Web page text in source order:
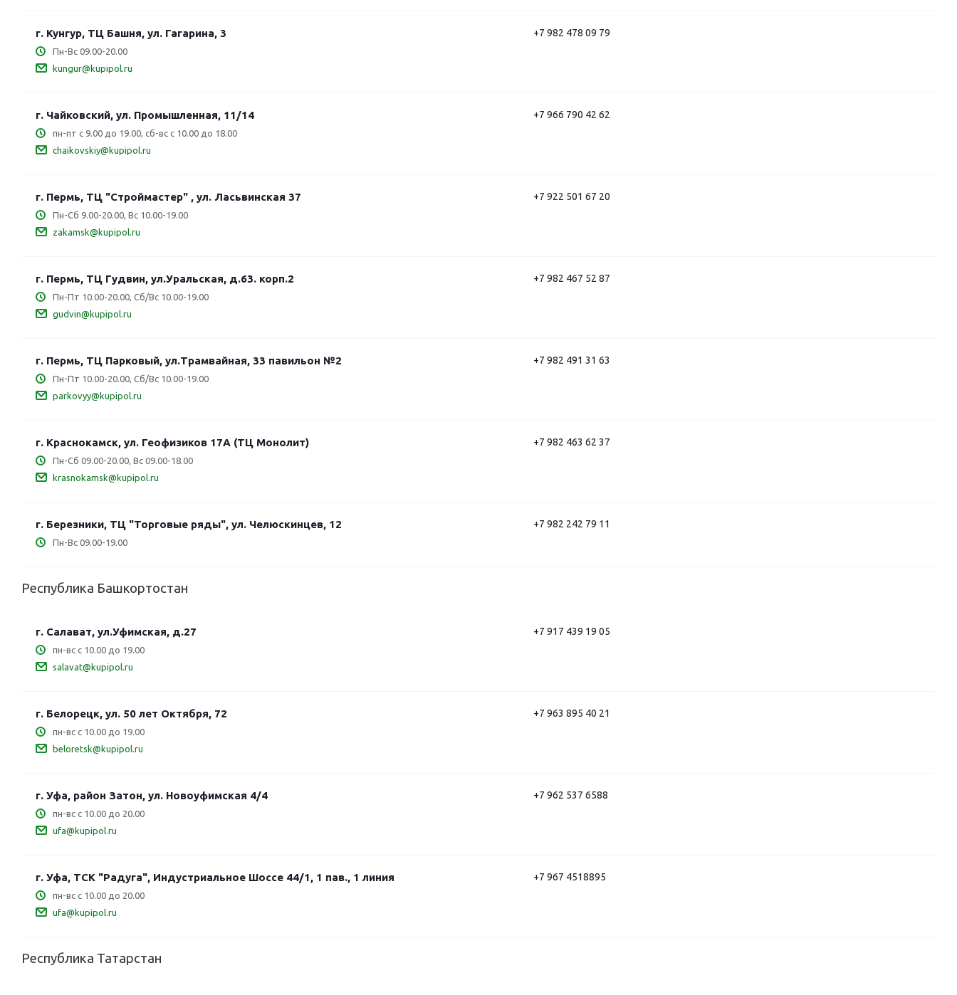
г. Кунгур, ТЦ Башня, ул. Гагарина, 3
Пн-Вс 09.00-20.00
kungur@kupipol.ru
+7 982 478 09 79
г. Чайковский, ул. Промышленная, 11/14
пн-пт с 9.00 до 19.00, сб-вс с 10.00 до 18.00
chaikovskiy@kupipol.ru
+7 966 790 42 62
г. Пермь, ТЦ "Строймастер" , ул. Ласьвинская 37
Пн-Сб 9.00-20.00, Вс 10.00-19.00
zakamsk@kupipol.ru
+7 922 501 67 20
г. Пермь, ТЦ Гудвин, ул.Уральская, д.63. корп.2
Пн-Пт 10.00-20.00, Сб/Вс 10.00-19.00
gudvin@kupipol.ru
+7 982 467 52 87
г. Пермь, ТЦ Парковый, ул.Трамвайная, 33 павильон №2
Пн-Пт 10.00-20.00, Сб/Вс 10.00-19.00
parkovyy@kupipol.ru
+7 982 491 31 63
г. Краснокамск, ул. Геофизиков 17А (ТЦ Монолит)
Пн-Сб 09.00-20.00, Вс 09.00-18.00
krasnokamsk@kupipol.ru
+7 982 463 62 37
г. Березники, ТЦ "Торговые ряды", ул. Челюскинцев, 12
Пн-Вс 09.00-19.00
+7 982 242 79 11
Республика Башкортостан
г. Салават, ул.Уфимская, д.27
пн-вс с 10.00 до 19.00
salavat@kupipol.ru
+7 917 439 19 05
г. Белорецк, ул. 50 лет Октября, 72
пн-вс с 10.00 до 19.00
beloretsk@kupipol.ru
+7 963 895 40 21
г. Уфа, район Затон, ул. Новоуфимская 4/4
пн-вс с 10.00 до 20.00
ufa@kupipol.ru
+7 962 537 6588
г. Уфа, ТСК "Радуга", Индустриальное Шоссе 44/1, 1 пав., 1 линия
пн-вс с 10.00 до 20.00
ufa@kupipol.ru
+7 967 4518895
Республика Татарстан